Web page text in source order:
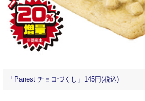
「Panest チョコづくし」145円(税込)